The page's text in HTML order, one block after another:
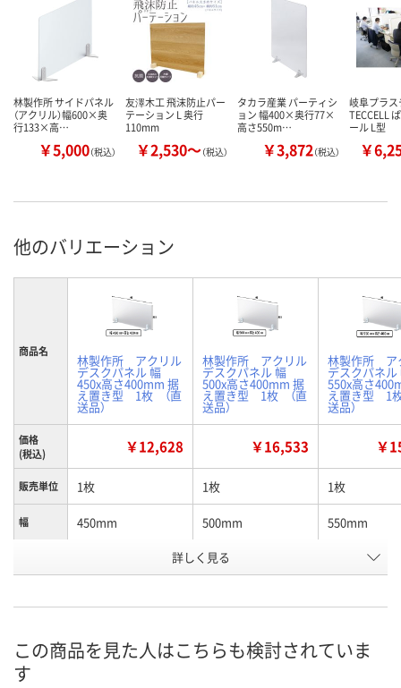
林製作所 サイドパネル
（アクリル）幅600×奥
行133×高…
￥5,000（税込）
友澤木工 飛沫防止パー
テーション L 奥行
110mm
￥2,530～（税込）
タカラ産業 パーティシ
ョン 幅400×奥行77×
高さ550m…
￥3,872（税込）
岐阜プラ
TECCELL
ール L型
￥
他のバリエーション
商品名
林製作所 アクリル
デスクパネル 幅
450x高さ400mm 据
え置き型 1枚 （直
送品）
林製作所 アクリル
デスクパネル 幅
500x高さ400mm 据
え置き型 1枚 （直
送品）
林製作所 ア
デスクパネル
550x高さ
え置き型 1
送品）
価格
(税込)
￥12,628 ￥16,533 ￥
販売単位 1枚 1枚 1枚
幅 450mm 500mm 550mm
N405199 N405211
9月8日（火）まで
詳しく見る
この商品を見た人はこちらも検討されていま
す